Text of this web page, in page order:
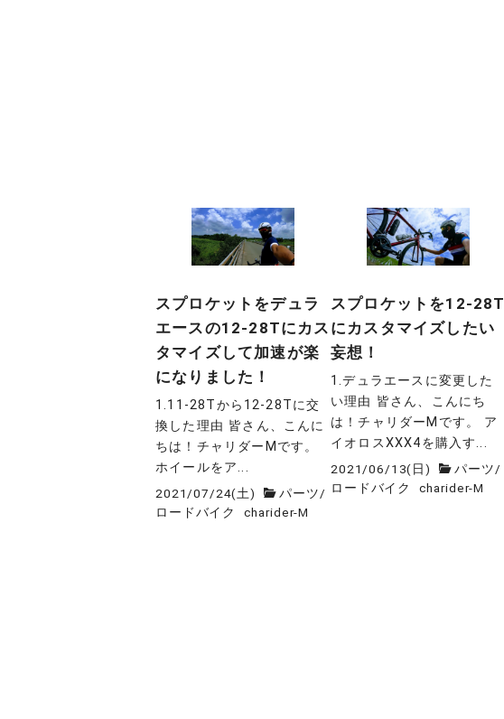
スプロケットをデュラ
エースの12-28Tにカス
タマイズして加速が楽
になりました！
1.11-28Tから12-28Tに交
換した理由 皆さん、こんに
ちは！チャリダーMです。
ホイールをア...
2021/07/24(土) パーツ/
ロードバイク
charider-M
スプロケットを12-28T
にカスタマイズしたい
妄想！
1.デュラエースに変更した
い理由 皆さん、こんにち
は！チャリダーMです。 ア
イオロスXXX4を購入す...
2021/06/13(日) パーツ/
ロードバイク
charider-M